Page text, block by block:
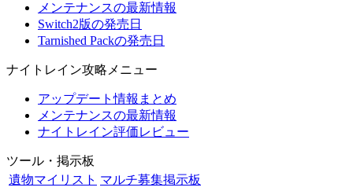
メンテナンスの最新情報
Switch2版の発売日
Tarnished Packの発売日
ナイトレイン攻略メニュー
アップデート情報まとめ
メンテナンスの最新情報
ナイトレイン評価レビュー
ツール・掲示板
遺物マイリスト マルチ募集掲示板